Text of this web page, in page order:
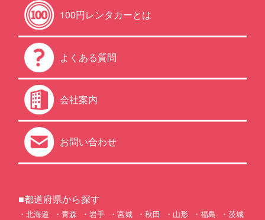
100円レンタカーとは
よくある質問
会社案内
お問い合わせ
■都道府県から探す
北海道 青森 岩手 宮城 秋田 山形 福島
茨城